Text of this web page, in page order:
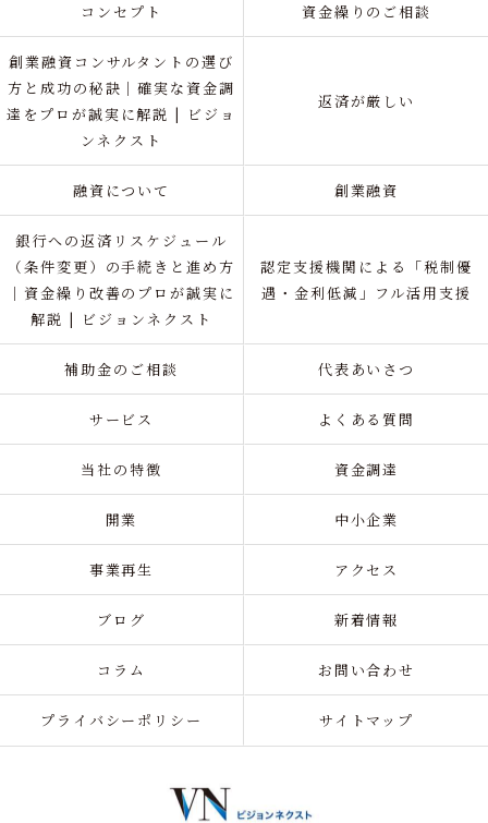
コンセプト 資金繰りのご相談
創業融資コンサルタントの選び
方と成功の秘訣｜確実な資金調
達をプロが誠実に解説 | ビジョ
ンネクスト
返済が厳しい
融資について 創業融資
銀行への返済リスケジュール
（条件変更）の手続きと進め方
｜資金繰り改善のプロが誠実に
解説 | ビジョンネクスト
認定支援機関による「税制優
遇・金利低減」フル活用支援
補助金のご相談 代表あいさつ
サービス よくある質問
当社の特徴 資金調達
開業 中小企業
事業再生 アクセス
ブログ 新着情報
コラム お問い合わせ
プライバシーポリシー サイトマップ